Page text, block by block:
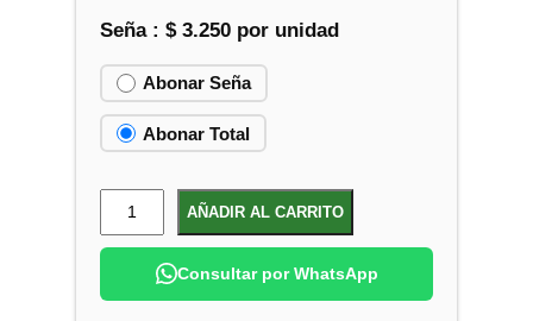
a
l
e
r
a
$
7
.
5
e
s
:
$
.
5
0
0
.
Seña : $3.250por unidad
Abonar Total
Abonar Seña
u
b
AÑADIR AL CARRITO
Consultar por WhatsApp